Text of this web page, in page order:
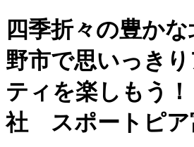
四季折々の豊か
野市で思いっき
ティを楽しもう
社 スポートピア